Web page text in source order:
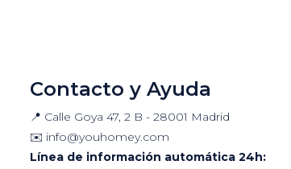
Contacto y Ayuda
📍 Calle Goya 47, 2 B - 28001 Madrid
✉️ info@youhomey.com
Línea de información automática 24h: